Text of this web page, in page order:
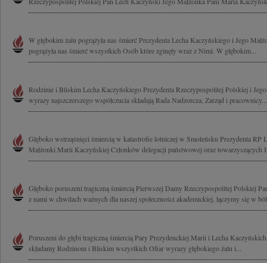
W głębokim żalu pogrążyła nas śmierć Prezydenta Lecha Kaczyńskiego i Jego
pogrążyła nas śmierć wszystkich Osób które zginęły wraz z Nimi. W głębokim...
Rodzinie i Bliskim Lecha Kaczyńskiego Prezydenta Rzeczypospolitej Polskiej i
wyrazy najszczerszego współczucia składają Rada Nadzorcza, Zarząd i pracownicy...
Głęboko wstrząśnięci śmiercią w katastrofie lotniczej w Smoleńsku Prezydenta RP
Małżonki Marii Kaczyńskiej Członków delegacji państwowej oraz towarzyszących
Głęboko poruszeni tragiczną śmiercią Pierwszej Damy Rzeczypospolitej Polskiej
z nami w chwilach ważnych dla naszej społeczności akademickiej, łączymy się w
Poruszeni do głębi tragiczną śmiercią Pary Prezydenckiej Marii i Lecha
składamy Rodzinom i Bliskim wszystkich Ofiar wyrazy głębokiego żalu i...